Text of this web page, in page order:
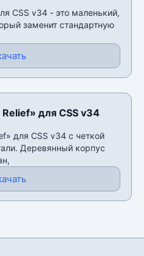
CSS v34 - это маленький,
заменит стандартную
для CSS v34
для CSS v34 с четкой
Деревянный корпус